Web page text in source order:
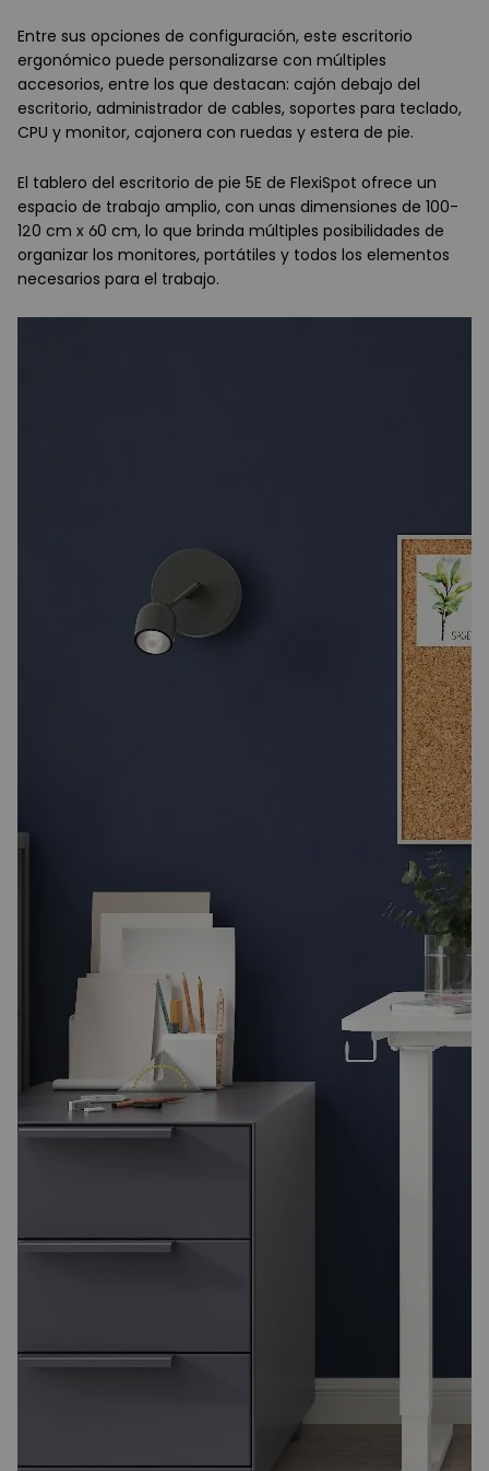
Entre sus opciones de configuración, este escritorio
ergonómico puede personalizarse con múltiples
accesorios, entre los que destacan: cajón debajo del
escritorio, administrador de cables, soportes para teclado,
CPU y monitor, cajonera con ruedas y estera de pie.
El tablero del escritorio de pie 5E de FlexiSpot ofrece un
espacio de trabajo amplio, con unas dimensiones de 100-
120 cm x 60 cm, lo que brinda múltiples posibilidades de
organizar los monitores, portátiles y todos los elementos
necesarios para el trabajo.